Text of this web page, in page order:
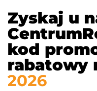
Zyskaj u
kod
rabatowy
2026